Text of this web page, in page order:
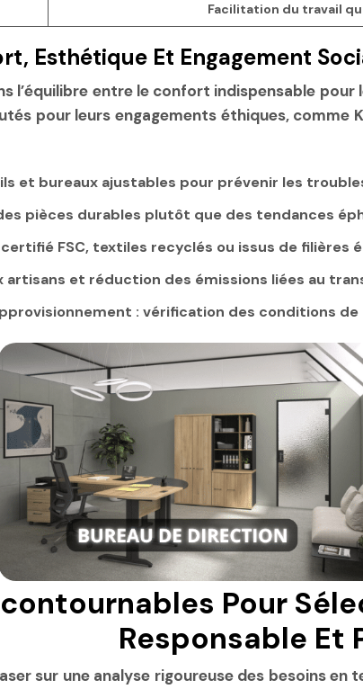
Facilitation du travail
Esthétique Et Engagement
l’équilibre entre le confort indispensable
pour leurs engagements éthiques, comme
et bureaux ajustables pour prévenir les
pièces durables plutôt que des tendances
FSC, textiles recyclés ou issus de filières
artisans et réduction des émissions liées au
: vérification des conditions de
Pour
Responsable Et
sur une analyse rigoureuse des besoins en